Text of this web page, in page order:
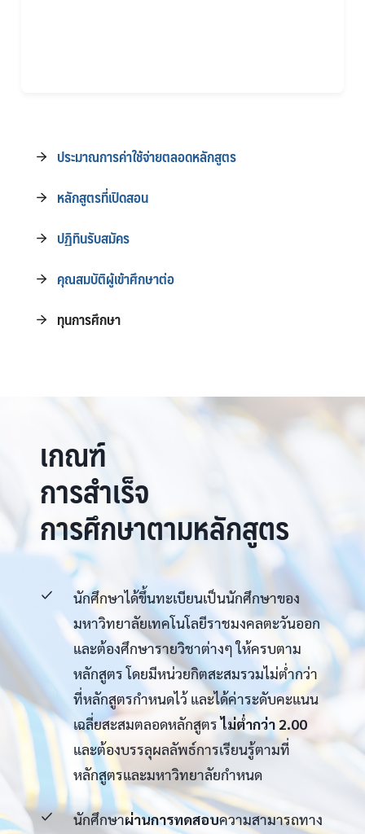
ประมาณการค่าใช้จ่ายตลอดหลักสูตร
หลักสูตรที่เปิดสอน
ปฏิทินรับสมัคร
คุณสมบัติผู้เข้าศึกษาต่อ
ทุนการศึกษา
เกณฑ์
การสำเร็จ
การศึกษาตามหลักสูตร
นักศึกษาได้ขึ้นทะเบียนเป็นนักศึกษาของ
มหาวิทยาลัยเทคโนโลยีราชมงคลตะวันออก
และต้องศึกษารายวิชาต่างๆ ให้ครบตาม
หลักสูตร โดยมีหน่วยกิตสะสมรวมไม่ต่ำกว่า
ที่หลักสูตรกำหนดไว้ และได้ค่าระดับคะแนน
เฉลี่ยสะสมตลอดหลักสูตรไม่ต่ำกว่า 2.00
และต้องบรรลุผลลัพธ์การเรียนรู้ตามที่
หลักสูตรและมหาวิทยาลัยกำหนด
นักศึกษาผ่านการทดสอบความสามารถทาง